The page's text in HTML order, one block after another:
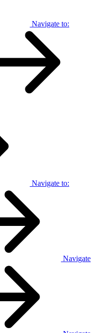
Navigate to:
Navigate to:
Navigate